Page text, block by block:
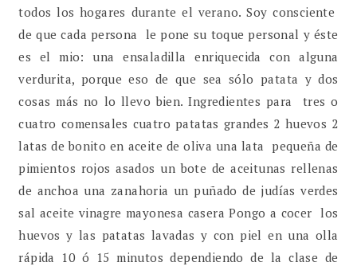
todos los hogares durante el verano. Soy consciente
de que cada persona le pone su toque personal y éste
es el mio: una ensaladilla enriquecida con alguna
verdurita, porque eso de que sea sólo patata y dos
cosas más no lo llevo bien. Ingredientes para tres o
cuatro comensales cuatro patatas grandes 2 huevos 2
latas de bonito en aceite de oliva una lata pequeña de
pimientos rojos asados un bote de aceitunas rellenas
de anchoa una zanahoria un puñado de judías verdes
sal aceite vinagre mayonesa casera Pongo a cocer los
huevos y las patatas lavadas y con piel en una olla
rápida 10 ó 15 minutos dependiendo de la clase de